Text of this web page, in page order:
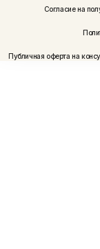
Согласие на
Публичная оферта на